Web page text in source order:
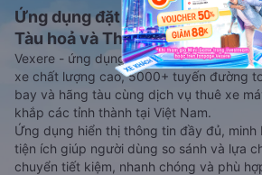
Ứng dụng đặt vé Xe khách,
Tàu hoả và Thuê xe
Vexere - ứng dụng đặt vé đa phương
xe chất lượng cao, 5000+ tuyến đường
bay và hãng tàu cùng dịch vụ thuê xe
khắp các tỉnh thành tại Việt Nam.
Ứng dụng hiển thị thông tin đầy đủ, minh
tiện ích giúp người dùng so sánh và lựa
chuyển tiết kiệm, nhanh chóng và phù